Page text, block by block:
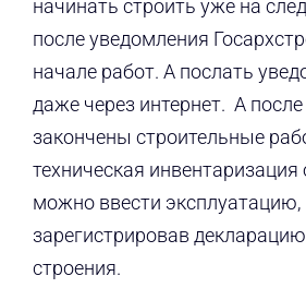
начинать строить уже на
после уведомления
начале работ. А послать
даже через интернет. А после
закончены строительные
техническая инвентаризация
можно ввести эксплуатацию,
зарегистрировав
строения.